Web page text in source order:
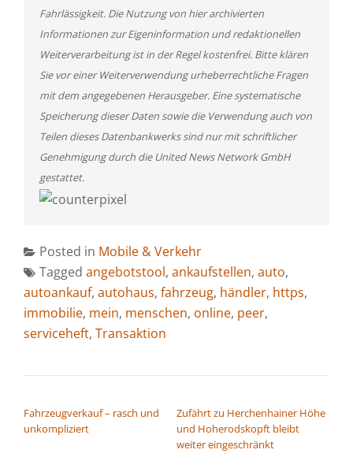
Fahrlässigkeit. Die Nutzung von hier archivierten
Informationen zur Eigeninformation und redaktionellen
Weiterverarbeitung ist in der Regel kostenfrei. Bitte klären
Sie vor einer Weiterverwendung urheberrechtliche Fragen
mit dem angegebenen Herausgeber. Eine systematische
Speicherung dieser Daten sowie die Verwendung auch von
Teilen dieses Datenbankwerks sind nur mit schriftlicher
Genehmigung durch die United News Network GmbH
gestattet.
Posted in Mobile & Verkehr
Tagged angebotstool, ankaufstellen, auto,
autoankauf, autohaus, fahrzeug, händler, https,
immobilie, mein, menschen, online, peer,
serviceheft, Transaktion
Fahrzeugverkauf – rasch und
unkompliziert
Zufährt zu Herchenhainer Höhe
und Hoherodskopft bleibt
weiter eingeschränkt